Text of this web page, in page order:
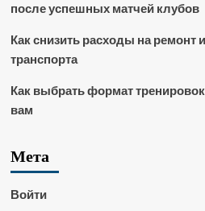
после успешных матчей клубов
Как снизить расходы на ремонт
транспорта
Как выбрать формат
вам
Мета
Войти